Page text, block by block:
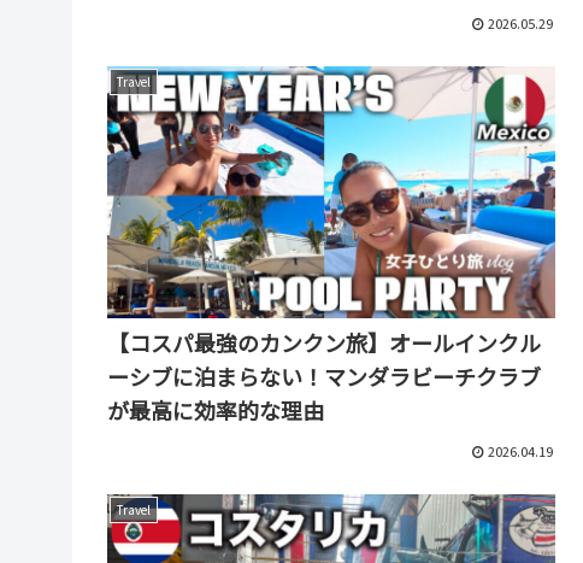
2026.05.29
Travel
【コスパ最強のカンクン旅】オールインクル
ーシブに泊まらない！マンダラビーチクラブ
が最高に効率的な理由
2026.04.19
Travel